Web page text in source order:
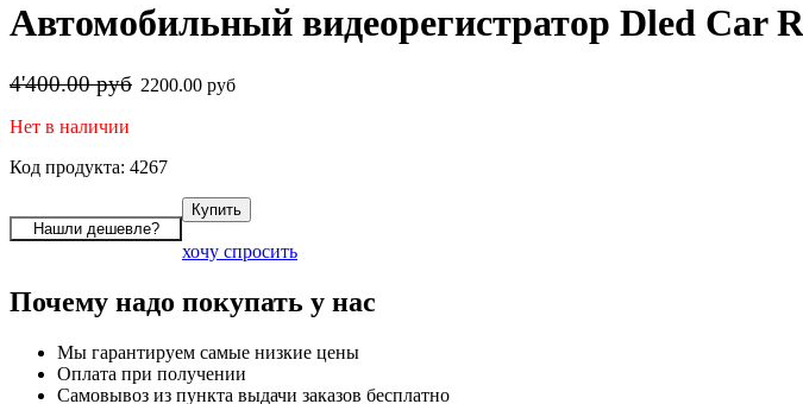
Автомобильный видеорегистратор Dled Car
4'400.00 руб 2200.00 руб
Нет в наличии
Код продукта: 4267
хочу спросить
Почему надо покупать у нас
Мы гарантируем самые низкие цены
Оплата при получении
Самовывоз из пункта выдачи заказов бесплатно